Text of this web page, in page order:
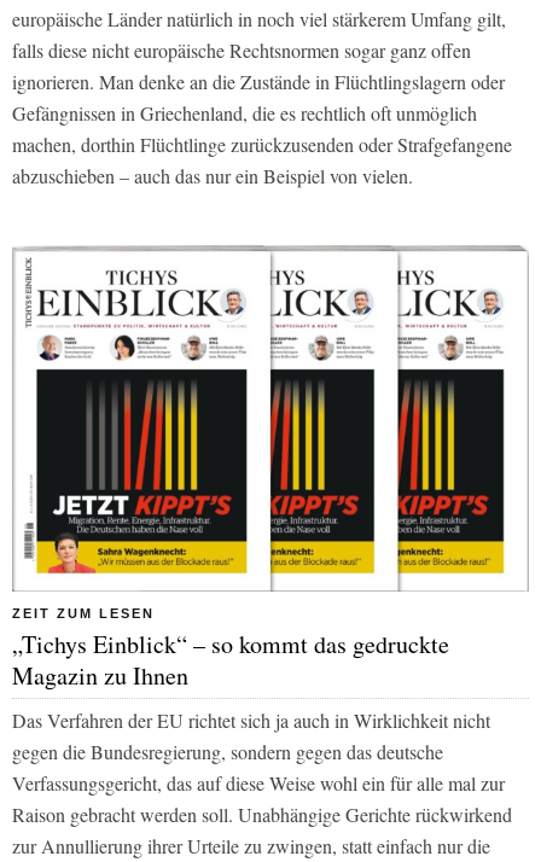
europäische Länder natürlich in noch viel stärkerem Umfang gilt,
falls diese nicht europäische Rechtsnormen sogar ganz offen
ignorieren. Man denke an die Zustände in Flüchtlingslagern oder
Gefängnissen in Griechenland, die es rechtlich oft unmöglich
machen, dorthin Flüchtlinge zurückzusenden oder Strafgefangene
abzuschieben – auch das nur ein Beispiel von vielen.
ZEIT ZUM LESEN
„Tichys Einblick“ – so kommt das gedruckte
Magazin zu Ihnen
Das Verfahren der EU richtet sich ja auch in Wirklichkeit nicht
gegen die Bundesregierung, sondern gegen das deutsche
Verfassungsgericht, das auf diese Weise wohl ein für alle mal zur
Raison gebracht werden soll. Unabhängige Gerichte rückwirkend
zur Annullierung ihrer Urteile zu zwingen, statt einfach nur die